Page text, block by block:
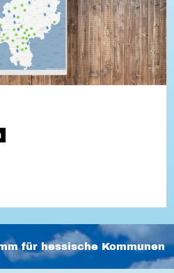
für hessische Kommunen